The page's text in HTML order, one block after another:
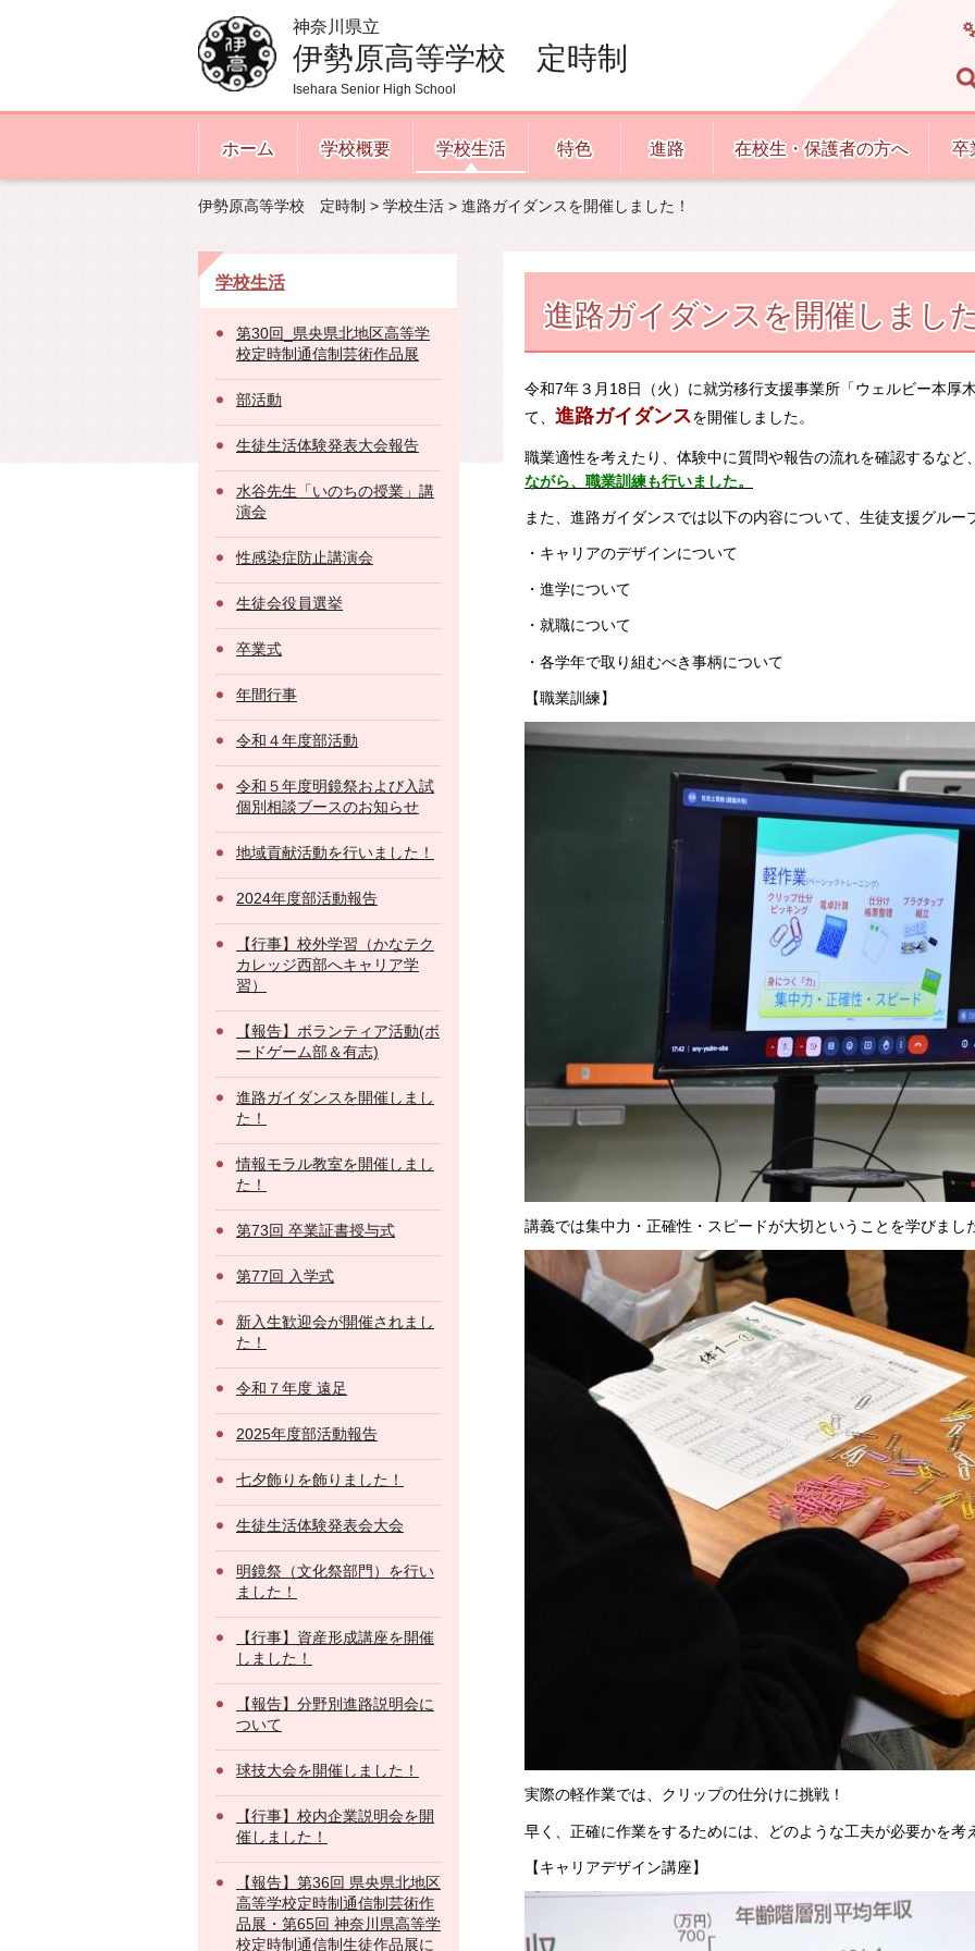
神奈川県立
伊勢原高等学校 定時制
Isehara Senior High School
ホーム 学校概要 学校生活 特色 進路 在校生・保護者の方へ 卒
伊勢原高等学校 定時制>学校生活> 進路ガイダンスを開催しました！
学校生活
第30回_県央県北地区高等学
校定時制通信制芸術作品展
部活動
生徒生活体験発表大会報告
水谷先生「いのちの授業」講
演会
性感染症防止講演会
生徒会役員選挙
卒業式
年間行事
令和４年度部活動
令和５年度明鏡祭および入試
個別相談ブースのお知らせ
地域貢献活動を行いました！
2024年度部活動報告
【行事】校外学習（かなテク
カレッジ西部へキャリア学
習）
【報告】ボランティア活動(ボ
ードゲーム部＆有志)
進路ガイダンスを開催しまし
た！
情報モラル教室を開催しまし
た！
第73回 卒業証書授与式
第77回 入学式
新入生歓迎会が開催されまし
た！
令和７年度 遠足
2025年度部活動報告
七夕飾りを飾りました！
生徒生活体験発表会大会
明鏡祭（文化祭部門）を行い
ました！
【行事】資産形成講座を開催
しました！
【報告】分野別進路説明会に
ついて
球技大会を開催しました！
【行事】校内企業説明会を開
催しました！
【報告】第36回 県央県北地区
高等学校定時制通信制芸術作
品展・第65回 神奈川県高等学
校定時制通信制生徒作品展に
進路ガイダンスを開催しまし
令和7年３月18日（火）に就労移行支援事業所「ウェルビー本厚
て、 進路ガイダンスを開催しました。
職業適性を考えたり、体験中に質問や報告の流れを確認するなど
ながら、職業訓練も行いました。
また、進路ガイダンスでは以下の内容について、生徒支援グルー
・キャリアのデザインについて
・進学について
・就職について
・各学年で取り組むべき事柄について
【職業訓練】
講義では集中力・正確性・スピードが大切ということを学びまし
実際の軽作業では、クリップの仕分けに挑戦！
早く、正確に作業をするためには、どのような工夫が必要かを考
【キャリアデザイン講座】